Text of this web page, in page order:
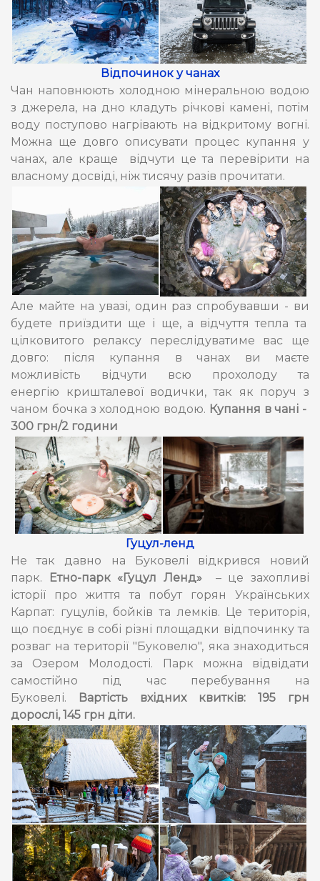
Відпочинок у чанах
Чан наповнюють холодною мінеральною водою
з джерела, на дно кладуть річкові камені, потім
воду поступово нагрівають на відкритому вогні.
Можна ще довго описувати процес купання у
чанах, але краще відчути це та перевірити на
власному досвіді, ніж тисячу разів прочитати.
Але майте на увазі, один раз спробувавши - ви
будете приїздити ще і ще, а відчуття тепла та
цілковитого релаксу переслідуватиме вас ще
довго: після купання в чанах ви маєте
можливість відчути всю прохолоду та
енергію кришталевої водички, так як поруч з
чаном бочка з холодною водою. Купання в чані -
300 грн/2 години
Гуцул-ленд
Не так давно на Буковелі відкрився новий
парк. Етно-парк «Гуцул Ленд»– це захопливі
історії про життя та побут горян Українських
Карпат: гуцулів, бойків та лемків. Це територія,
що поєднує в собі різні площадки відпочинку та
розваг на території "Буковелю", яка знаходиться
за Озером Молодості. Парк можна відвідати
самостійно під час перебування на
Буковелі. Вартість вхідних квитків: 195 грн
дорослі, 145 грн діти.